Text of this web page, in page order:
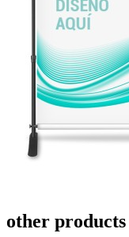
other products